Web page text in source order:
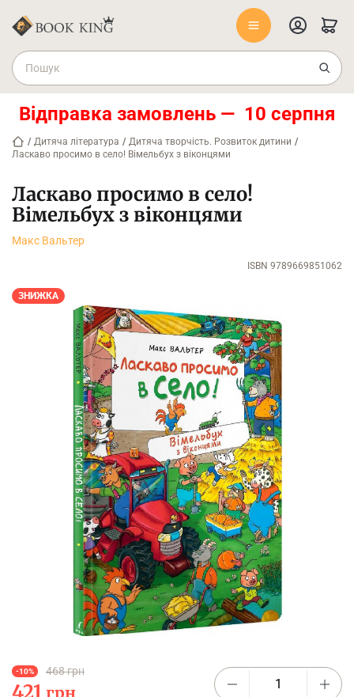
Відправка замовлень — 10 серпня
/ Дитяча література / Дитяча творчість. Розвиток дитини /
Ласкаво просимо в село! Вімельбух з віконцями
Ласкаво просимо в село!
Вімельбух з віконцями
Макс Вальтер
ISBN 9789669851062
ЗНИЖКА
-10% 468 грн
421 грн